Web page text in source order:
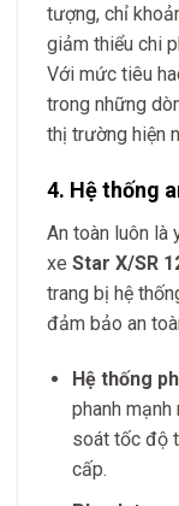
tượng, chỉ
giảm thiểu chi
Với mức tiêu
trong những
thị trường hiện
4. Hệ thống
An toàn luôn là
xe Star X/SR
trang bị hệ
đảm bảo an
Hệ thống
phanh
soát tốc độ
cấp.